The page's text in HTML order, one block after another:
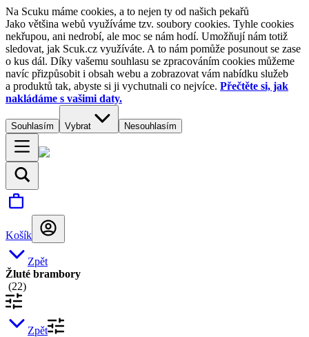
Na Scuku máme cookies, a to nejen ty od našich pekařů
Jako většina webů využíváme tzv. soubory cookies. Tyhle cookies
nekřupou, ani nedrobí, ale moc se nám hodí. Umožňují nám totiž
sledovat, jak Scuk.cz využíváte. A to nám pomůže posunout se zase
o kus dál. Díky vašemu souhlasu se zpracováním cookies můžeme
navíc přizpůsobit i obsah webu a zobrazovat vám nabídku služeb
a produktů tak, abyste si ji vychutnali co nejvíce. Přečtěte si, jak
nakládáme s vašimi daty.
Souhlasím Vybrat Nesouhlasím
Košík
Zpět
Žluté brambory
(22)
Zpět